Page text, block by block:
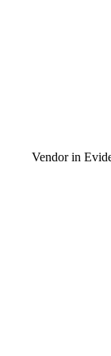
Vendor in